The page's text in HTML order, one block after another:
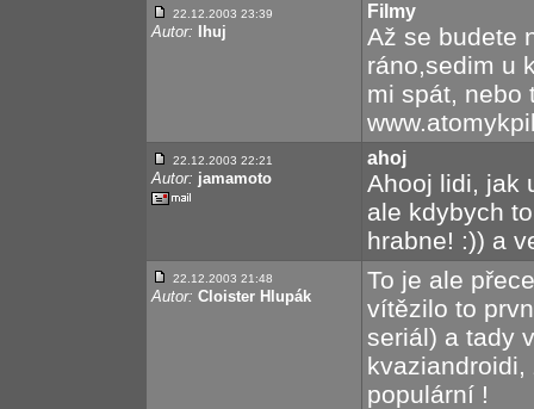
22.12.2003 23:39
Autor: Ihuj
Filmy
Až se budete
ráno,sedim u
mi spát, nebo
22.12.2003 22:21
Autor: jamamoto
ahoj
Ahooj lidi, jak
ale kdybych
hrabne! :)) a
22.12.2003 21:48
Autor: Cloister Hlupák
To je ale
vítězilo to
seriál) a tady
kvaziandroidi,
populární !